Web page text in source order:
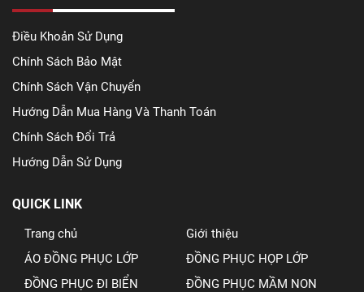
Điều Khoản Sử Dụng
Chính Sách Bảo Mật
Chính Sách Vận Chuyển
Hướng Dẫn Mua Hàng Và Thanh Toán
Chính Sách Đổi Trả
Hướng Dẫn Sử Dụng
QUICK LINK
Trang chủ
Giới thiệu
ÁO ĐỒNG PHỤC LỚP
ĐỒNG PHỤC HỌP LỚP
ĐỒNG PHỤC ĐI BIỂN
ĐỒNG PHỤC MẦM NON